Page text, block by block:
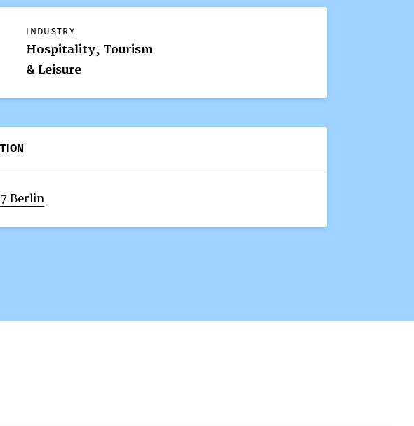
INDUSTRY
Hospitality, Tourism
& Leisure
Berlin